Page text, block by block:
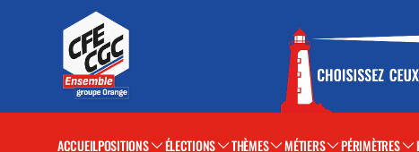
ACCUEILPOSITIONS ÉLECTIONS THÈMES MÉTIERS PÉRIMÈTRES